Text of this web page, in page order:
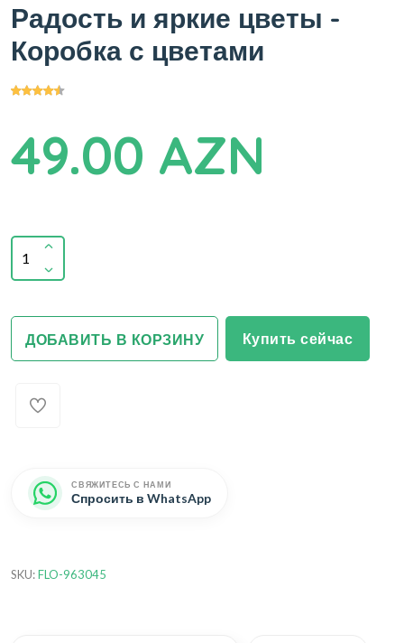
Радость и яркие цветы -
Коробка с цветами
49.00 AZN
ДОБАВИТЬ В КОРЗИНУ Купить сейчас
СВЯЖИТЕСЬ С НАМИ
Спросить в WhatsApp
SKU:FLO-963045